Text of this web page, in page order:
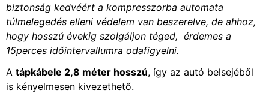
biztonság kedvéért a kompresszorba automata
túlmelegedés elleni védelem van beszerelve, de ahhoz,
hogy hosszú évekig szolgáljon téged, érdemes a
15perces időintervallumra odafigyelni.
A tápkábele 2,8 méter hosszú, így az autó belsejéből
is kényelmesen kivezethető.